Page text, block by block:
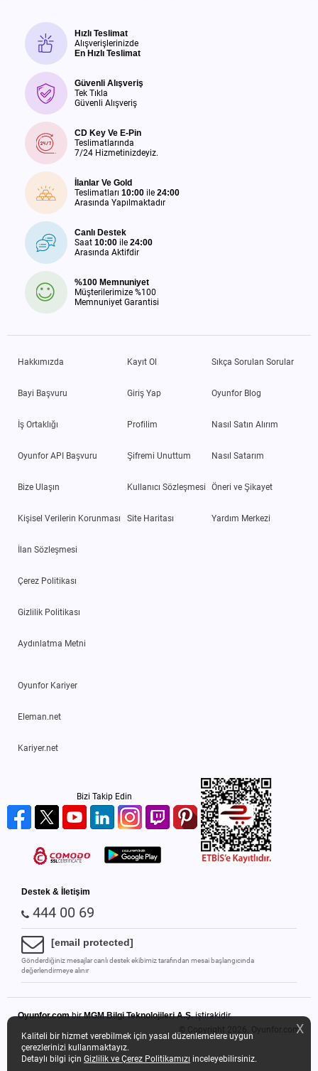
X
Kaliteli bir hizmet verebilmek için yasal düzenlemelere uygun
çerezlerinizi kullanmaktayız.
Detaylı bilgi için Gizlilik ve Çerez Politikamızı inceleyebilirsiniz.
Hızlı Teslimat
Alışverişlerinizde
En Hızlı Teslimat
Güvenli Alışveriş
Tek Tıkla
Güvenli Alışveriş
CD Key Ve E-Pin
Teslimatlarında
7/24 Hizmetinizdeyiz.
İlanlar Ve Gold
Teslimatları 10:00 ile 24:00
Arasında Yapılmaktadır
Canlı Destek
Saat 10:00 ile 24:00
Arasında Aktifdir
%100 Memnuniyet
Müşterilerimize %100
Memnuniyet Garantisi
Hakkımızda
Bayi Başvuru
İş Ortaklığı
Oyunfor API Başvuru
Bize Ulaşın
Kişisel Verilerin Korunması
İlan Sözleşmesi
Çerez Politikası
Gizlilik Politikası
Aydınlatma Metni
Kayıt Ol
Giriş Yap
Profilim
Şifremi Unuttum
Kullanıcı Sözleşmesi
Site Haritası
Sıkça Sorulan Sorular
Oyunfor Blog
Nasıl Satın Alırım
Nasıl Satarım
Öneri ve Şikayet
Yardım Merkezi
Oyunfor Kariyer
Eleman.net
Kariyer.net
Bizi Takip Edin
Destek & İletişim
444 00 69
[email protected]
Gönderdiğiniz mesajlar canlı destek ekibimiz tarafından mesai başlangıcında
değerlendirmeye alınır
Oyunfor.combirMGM Bilgi Teknolojileri A.Ş.iştirakidir.
© Copyright 2026.
Oyunfor.com